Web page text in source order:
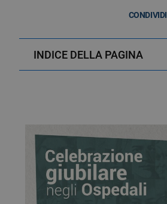
CONDIVIDI
INDICE DELLA PAGINA